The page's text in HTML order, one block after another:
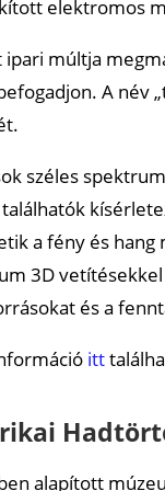
elektromos
ipari múltja
A név
széles
a fény és hang
3D
és a
itt
alapított